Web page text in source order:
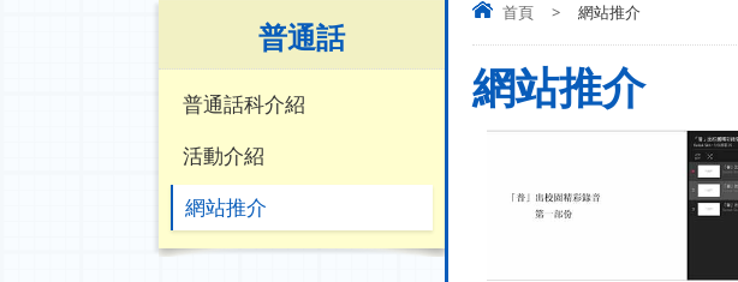
首頁 > 網站推介
網站推介
普通話
普通話科介紹
活動介紹
網站推介